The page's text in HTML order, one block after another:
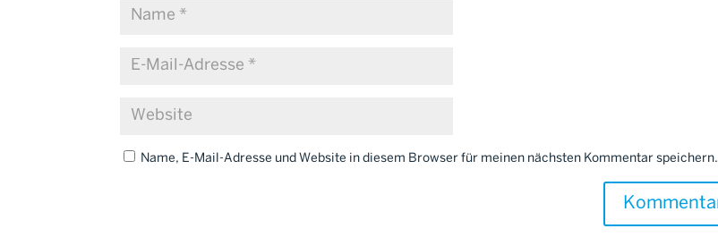
Name, E-Mail-Adresse und Website in diesem Browser für meinen nächsten Kommentar speichern.